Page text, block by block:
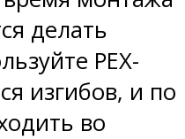
делать
PEX-
изгибов, и по
во